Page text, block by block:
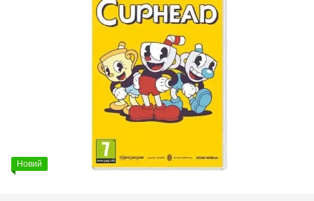
Новий